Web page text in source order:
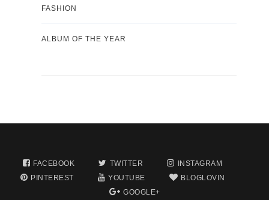
FASHION
ALBUM OF THE YEAR
FACEBOOK TWITTER
INSTAGRAM
PINTEREST
YOUTUBE
BLOGLOVIN
GOOGLE+